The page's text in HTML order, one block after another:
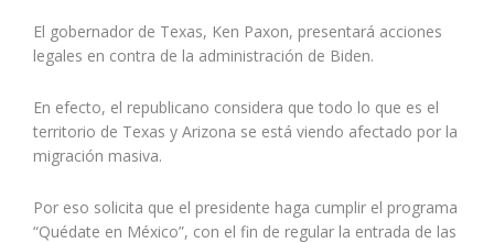
El gobernador de Texas, Ken Paxon, presentará acciones
legales en contra de la administración de Biden.
En efecto, el republicano considera que todo lo que es el
territorio de Texas y Arizona se está viendo afectado por la
migración masiva.
Por eso solicita que el presidente haga cumplir el programa
“Quédate en México”, con el fin de regular la entrada de las